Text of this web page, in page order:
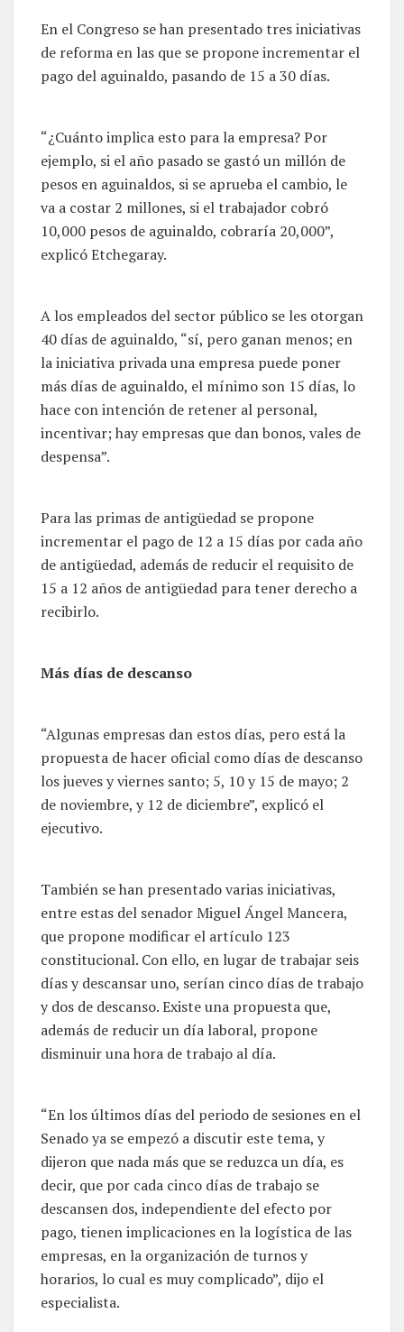
En el Congreso se han presentado tres iniciativas
de reforma en las que se propone incrementar el
pago del aguinaldo, pasando de 15 a 30 días.
“¿Cuánto implica esto para la empresa? Por
ejemplo, si el año pasado se gastó un millón de
pesos en aguinaldos, si se aprueba el cambio, le
va a costar 2 millones, si el trabajador cobró
10,000 pesos de aguinaldo, cobraría 20,000”,
explicó Etchegaray.
A los empleados del sector público se les otorgan
40 días de aguinaldo, “sí, pero ganan menos; en
la iniciativa privada una empresa puede poner
más días de aguinaldo, el mínimo son 15 días, lo
hace con intención de retener al personal,
incentivar; hay empresas que dan bonos, vales de
despensa”.
Para las primas de antigüedad se propone
incrementar el pago de 12 a 15 días por cada año
de antigüedad, además de reducir el requisito de
15 a 12 años de antigüedad para tener derecho a
recibirlo.
Más días de descanso
“Algunas empresas dan estos días, pero está la
propuesta de hacer oficial como días de descanso
los jueves y viernes santo; 5, 10 y 15 de mayo; 2
de noviembre, y 12 de diciembre”, explicó el
ejecutivo.
También se han presentado varias iniciativas,
entre estas del senador Miguel Ángel Mancera,
que propone modificar el artículo 123
constitucional. Con ello, en lugar de trabajar seis
días y descansar uno, serían cinco días de trabajo
y dos de descanso. Existe una propuesta que,
además de reducir un día laboral, propone
disminuir una hora de trabajo al día.
“En los últimos días del periodo de sesiones en el
Senado ya se empezó a discutir este tema, y
dijeron que nada más que se reduzca un día, es
decir, que por cada cinco días de trabajo se
descansen dos, independiente del efecto por
pago, tienen implicaciones en la logística de las
empresas, en la organización de turnos y
horarios, lo cual es muy complicado”, dijo el
especialista.